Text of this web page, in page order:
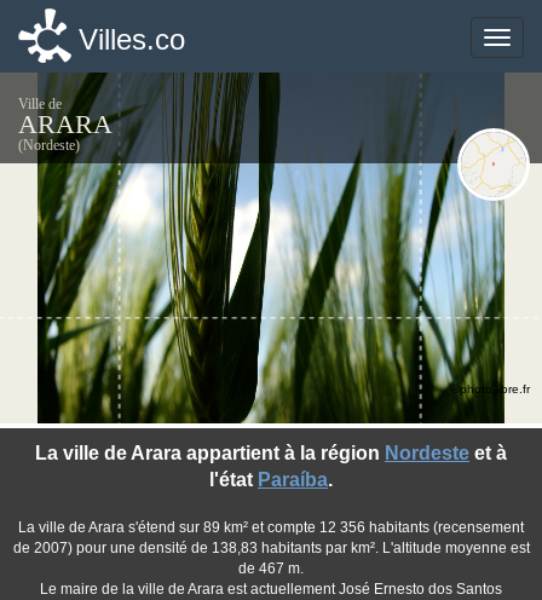
Toggle
Villes.co
Ville de
ARARA
(Nordeste)
La ville de Arara appartient à la région Nordeste et à
l'état Paraíba.
La ville de Arara s'étend sur 89 km² et compte 12 356 habitants (recensement
de 2007) pour une densité de 138,83 habitants par km². L'altitude moyenne est
de 467 m.
Le maire de la ville de Arara est actuellement José Ernesto dos Santos
©photo-libre.fr
Toggle
Villes.co